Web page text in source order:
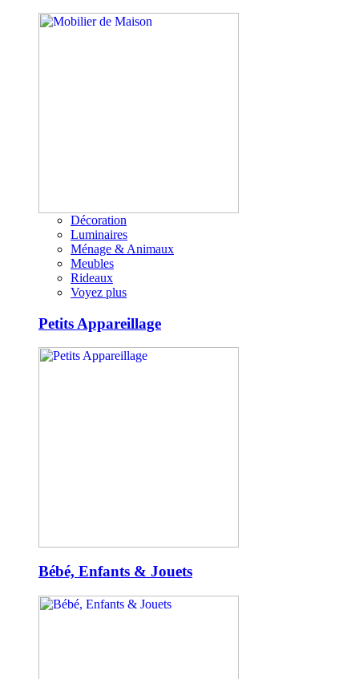
Décoration
Luminaires
Ménage & Animaux
Meubles
Rideaux
Voyez plus
Petits Appareillage
Bébé, Enfants & Jouets